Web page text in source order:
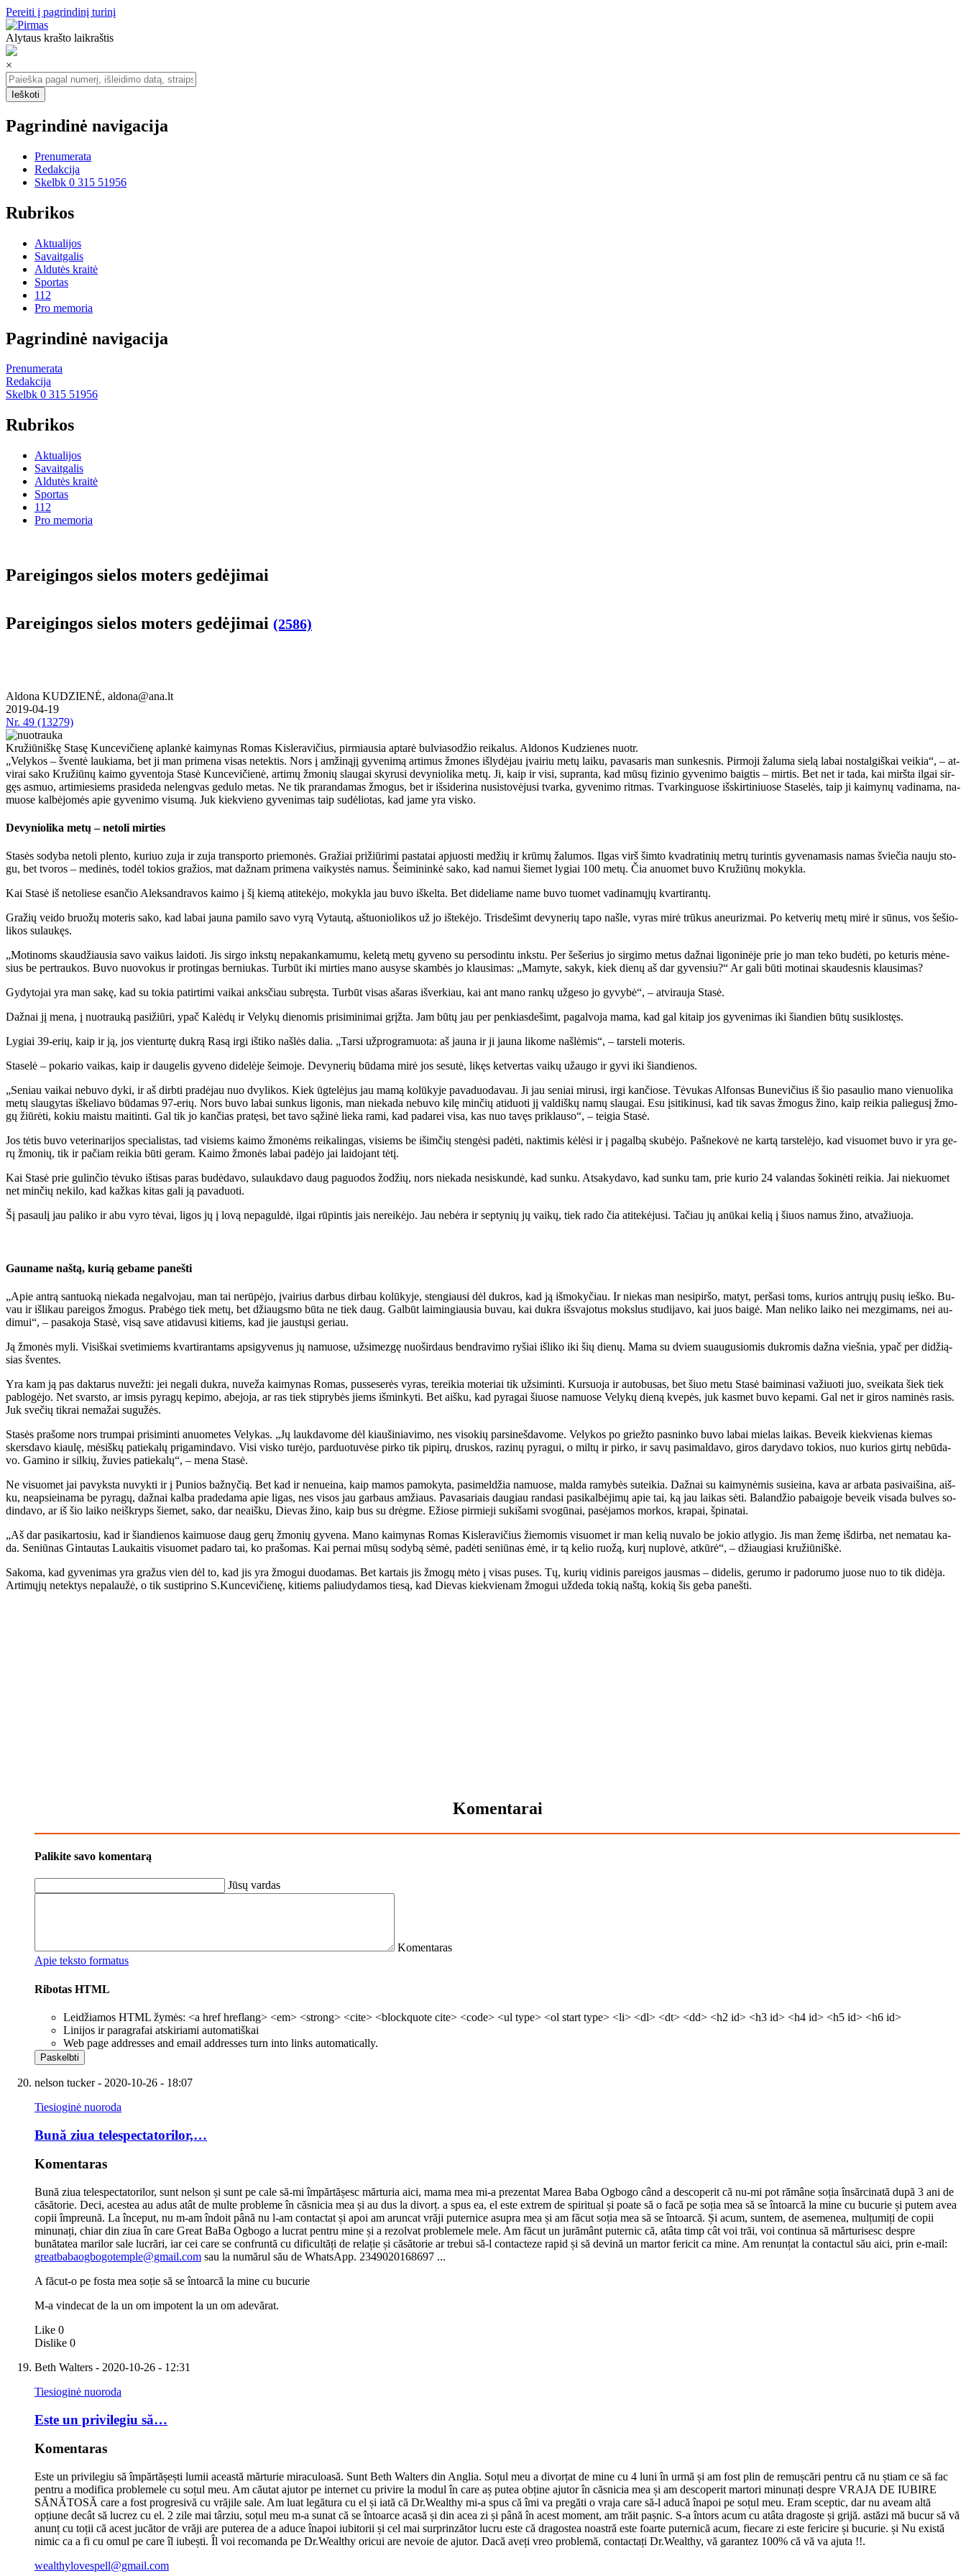
Pereiti į pagrindinį turinį
Alytaus krašto laikraštis
×
Pagrindinė navigacija
Prenumerata
Redakcija
Skelbk 0 315 51956
Rubrikos
Aktualijos
Savaitgalis
Aldutės kraitė
Sportas
112
Pro memoria
Pagrindinė navigacija
Prenumerata
Redakcija
Skelbk 0 315 51956
Rubrikos
Aktualijos
Savaitgalis
Aldutės kraitė
Sportas
112
Pro memoria
Pa­rei­gin­gos sie­los mo­ters ge­dė­ji­mai
Pa­rei­gin­gos sie­los mo­ters ge­dė­ji­mai (2586)
Aldona KUDZIENĖ, aldona@ana.lt
2019-04-19
Nr. 49 (13279)
Kružiūniškę Stasę Kuncevičienę aplankė kaimynas Romas Kisleravičius, pirmiausia aptarė bulviasodžio reikalus. Aldonos Kudzienes nuotr.
„Ve­ly­kos – šven­tė lau­kia­ma, bet ji man pri­me­na vi­sas ne­tek­tis. Nors į am­ži­ną­jį gy­ve­ni­mą ar­ti­mus žmo­nes iš­ly­dė­jau įvai­riu me­tų lai­ku, pa­va­sa­ris man sun­kes­nis. Pir­mo­ji ža­lu­ma sie­lą la­bai nos­tal­giš­kai vei­kia“, – at­
vi­rai sa­ko Kru­žiū­nų kai­mo gy­ven­to­ja Sta­sė Kun­ce­vi­čie­nė, ar­ti­mų žmo­nių slau­gai sky­ru­si de­vy­nio­li­ka me­tų. Ji, kaip ir vi­si, su­pran­ta, kad mū­sų fi­zi­nio gy­ve­ni­mo baig­tis – mir­tis. Bet net ir ta­da, kai mirš­ta il­gai sir­
gęs as­muo, ar­ti­mie­siems pra­si­de­da ne­leng­vas ge­du­lo me­tas. Ne tik pra­ran­da­mas žmo­gus, bet ir iš­si­de­ri­na nu­si­sto­vė­ju­si tvar­ka, gy­ve­ni­mo rit­mas. Tvar­kin­guo­se iš­skir­ti­niuo­se Sta­se­lės, taip ji kai­my­nų va­di­na­ma, na­
muo­se kal­bė­jo­mės apie gy­ve­ni­mo vi­su­mą. Juk kiek­vie­no gy­ve­ni­mas taip su­dė­lio­tas, kad ja­me yra vis­ko.
De­vy­nio­li­ka me­tų – ne­to­li mir­ties
Sta­sės so­dy­ba ne­to­li plen­to, ku­riuo zu­ja ir zu­ja trans­por­to prie­mo­nės. Gra­žiai pri­žiū­ri­mi pa­sta­tai ap­juos­ti me­džių ir krū­mų ža­lu­mos. Il­gas virš šim­to kvad­ra­ti­nių met­rų tu­rin­tis gy­ve­na­ma­sis na­mas švie­čia nau­ju sto­
gu, bet tvo­ros – me­di­nės, to­dėl to­kios gra­žios, mat daž­nam pri­me­na vai­kys­tės na­mus. Šei­mi­nin­kė sa­ko, kad na­mui šie­met ly­giai 100 me­tų. Čia anuo­met bu­vo Kru­žiū­nų mo­kyk­la.
Kai Sta­sė iš ne­to­lie­se esan­čio Alek­san­dra­vos kai­mo į šį kie­mą ati­te­kė­jo, mo­kyk­la jau bu­vo iš­kel­ta. Bet di­de­lia­me na­me bu­vo tuo­met va­di­na­mų­jų kvar­ti­ran­tų.
Gra­žių vei­do bruo­žų mo­te­ris sa­ko, kad la­bai jau­na pa­mi­lo sa­vo vy­rą Vy­tau­tą, aš­tuo­nio­li­kos už jo iš­te­kė­jo. Tris­de­šimt de­vy­ne­rių ta­po naš­le, vy­ras mi­rė trū­kus aneu­riz­mai. Po ket­ve­rių me­tų mi­rė ir sū­nus, vos še­šio­
li­kos su­lau­kęs.
„Mo­ti­noms skau­džiau­sia sa­vo vai­kus lai­do­ti. Jis sir­go inks­tų ne­pa­kan­ka­mu­mu, ke­le­tą me­tų gy­ve­no su per­so­din­tu inks­tu. Per še­še­rius jo sir­gi­mo me­tus daž­nai li­go­ni­nė­je prie jo man te­ko bu­dė­ti, po ke­tu­ris mė­ne­
sius be per­trau­kos. Bu­vo nuo­vo­kus ir pro­tin­gas ber­niu­kas. Tur­būt iki mir­ties ma­no au­sy­se skam­bės jo klau­si­mas: „Ma­my­te, sa­kyk, kiek die­nų aš dar gy­ven­siu?“ Ar ga­li bū­ti mo­ti­nai skau­des­nis klau­si­mas?
Gy­dy­to­jai yra man sa­kę, kad su to­kia pa­tir­ti­mi vai­kai anks­čiau su­bręs­ta. Tur­būt vi­sas aša­ras iš­ver­kiau, kai ant ma­no ran­kų už­ge­so jo gy­vy­bė“, – at­vi­rau­ja Sta­sė.
Daž­nai jį me­na, į nuo­trau­ką pa­si­žiū­ri, ypač Ka­lė­dų ir Ve­ly­kų die­no­mis pri­si­mi­ni­mai grįž­ta. Jam bū­tų jau per pen­kias­de­šimt, pa­gal­vo­ja ma­ma, kad gal ki­taip jos gy­ve­ni­mas iki šian­dien bū­tų su­si­klos­tęs.
Ly­giai 39-erių, kaip ir ją, jos vien­tur­tę duk­rą Ra­są ir­gi iš­ti­ko naš­lės da­lia. „Tar­si už­prog­ra­muo­ta: aš jau­na ir ji jau­na li­ko­me naš­lė­mis“, – tars­te­li mo­te­ris.
Sta­se­lė – po­ka­rio vai­kas, kaip ir dau­ge­lis gy­ve­no di­de­lė­je šei­mo­je. De­vy­ne­rių bū­da­ma mi­rė jos se­su­tė, li­kęs ket­ver­tas vai­kų už­au­go ir gy­vi iki šian­die­nos.
„Se­niau vai­kai ne­bu­vo dy­ki, ir aš dirb­ti pra­dė­jau nuo dvy­li­kos. Kiek ūg­te­lė­jus jau ma­mą ko­lū­ky­je pa­va­duo­da­vau. Ji jau se­niai mi­ru­si, ir­gi kan­čio­se. Tė­vu­kas Al­fon­sas Bu­ne­vi­čius iš šio pa­sau­lio ma­no vie­nuo­li­ka
me­tų slau­gy­tas iš­ke­lia­vo bū­da­mas 97-erių. Nors bu­vo la­bai sun­kus li­go­nis, man nie­ka­da ne­bu­vo ki­lę min­čių ati­duo­ti jį val­diš­kų na­mų slau­gai. Esu įsi­ti­ki­nu­si, kad tik sa­vas žmo­gus ži­no, kaip rei­kia pa­lie­gu­sį žmo­
gų žiū­rė­ti, ko­kiu mais­tu mai­tin­ti. Gal tik jo kan­čias pra­tę­si, bet ta­vo są­ži­nė lie­ka ra­mi, kad pa­da­rei vi­sa, kas nuo ta­vęs pri­klau­so“, – tei­gia Sta­sė.
Jos tė­tis bu­vo ve­te­ri­na­ri­jos spe­cia­lis­tas, tad vi­siems kai­mo žmo­nėms rei­ka­lin­gas, vi­siems be iš­im­čių sten­gė­si pa­dė­ti, nak­ti­mis kė­lė­si ir į pa­gal­bą sku­bė­jo. Pa­šne­ko­vė ne kar­tą tars­te­lė­jo, kad vi­suo­met bu­vo ir yra ge­
rų žmo­nių, tik ir pa­čiam rei­kia bū­ti ge­ram. Kai­mo žmo­nės la­bai pa­dė­jo jai lai­do­jant tė­tį.
Kai Sta­sė prie gu­lin­čio tė­vu­ko iš­ti­sas pa­ras bu­dė­da­vo, su­lauk­da­vo daug pa­guo­dos žo­džių, nors nie­ka­da ne­si­skun­dė, kad sun­ku. At­sa­ky­da­vo, kad sun­ku tam, prie ku­rio 24 va­lan­das šo­ki­nė­ti rei­kia. Jai nie­kuo­met
net min­čių ne­ki­lo, kad kaž­kas ki­tas ga­li ją pa­va­duo­ti.
Šį pa­sau­lį jau pa­li­ko ir abu vy­ro tė­vai, li­gos jų į lo­vą ne­pa­gul­dė, il­gai rū­pin­tis jais ne­rei­kė­jo. Jau ne­bė­ra ir sep­ty­nių jų vai­kų, tiek ra­do čia ati­te­kė­ju­si. Ta­čiau jų anū­kai ke­lią į šiuos na­mus ži­no, at­va­žiuo­ja.
Gau­na­me naš­tą, ku­rią ge­ba­me pa­neš­ti
„Apie an­trą san­tuo­ką nie­ka­da ne­gal­vo­jau, man tai ne­rū­pė­jo, įvai­rius dar­bus dir­bau ko­lū­ky­je, sten­giau­si dėl duk­ros, kad ją iš­mo­ky­čiau. Ir nie­kas man ne­si­pir­šo, ma­tyt, per­ša­si toms, ku­rios ant­rų­jų pu­sių ieš­ko. Bu­
vau ir iš­li­kau pa­rei­gos žmo­gus. Pra­bė­go tiek me­tų, bet džiaugs­mo bū­ta ne tiek daug. Gal­būt lai­min­giau­sia bu­vau, kai duk­ra iš­sva­jo­tus moks­lus stu­di­ja­vo, kai juos bai­gė. Man ne­li­ko lai­ko nei mez­gi­mams, nei au­
di­mui“, – pa­sa­ko­ja Sta­sė, vi­są sa­ve ati­da­vu­si ki­tiems, kad jie jaus­tų­si ge­riau.
Ją žmo­nės my­li. Vi­siš­kai sve­ti­miems kvar­ti­ran­tams ap­si­gy­ve­nus jų na­muo­se, už­si­mez­gę nuo­šir­daus ben­dra­vi­mo ry­šiai iš­li­ko iki šių die­nų. Ma­ma su dviem su­au­gu­sio­mis duk­ro­mis daž­na vieš­nia, ypač per di­dži­ą­
sias šven­tes.
Yra kam ją pas dak­ta­rus nu­vež­ti: jei ne­ga­li duk­ra, nu­ve­ža kai­my­nas Ro­mas, pus­se­se­rės vy­ras, te­rei­kia mo­te­riai tik už­si­min­ti. Kur­suo­ja ir au­to­bu­sas, bet šiuo me­tu Sta­sė bai­mi­na­si va­žiuo­ti juo, svei­ka­ta šiek tiek
pa­blo­gė­jo. Net svars­to, ar im­sis py­ra­gų ke­pi­mo, abe­jo­ja, ar ras tiek stip­ry­bės jiems iš­min­ky­ti. Bet aiš­ku, kad py­ra­gai šiuo­se na­muo­se Ve­ly­kų die­ną kve­pės, juk kas­met bu­vo ke­pa­mi. Gal net ir gi­ros na­mi­nės ra­sis.
Juk sve­čių tik­rai ne­ma­žai su­gu­žės.
Sta­sės pra­šo­me nors trum­pai pri­si­min­ti anuo­me­tes Ve­ly­kas. „Jų lauk­da­vo­me dėl kiau­ši­nia­vi­mo, nes vi­so­kių par­si­neš­da­vo­me. Ve­ly­kos po griež­to pas­nin­ko bu­vo la­bai mie­las lai­kas. Be­veik kiek­vie­nas kie­mas
skers­da­vo kiau­lę, mė­siš­kų pa­tie­ka­lų pri­ga­min­da­vo. Vi­si vis­ko tu­rė­jo, par­duo­tu­vė­se pir­ko tik pi­pi­rų, drus­kos, ra­zi­nų py­ra­gui, o mil­tų ir pir­ko, ir sa­vų pa­si­mal­da­vo, gi­ros da­ry­da­vo to­kios, nuo ku­rios gir­tų ne­bū­da­
vo. Ga­mi­no ir sil­kių, žu­vies pa­tie­ka­lų“, – me­na Sta­sė.
Ne vi­suo­met jai pa­vyks­ta nu­vyk­ti ir į Pu­nios baž­ny­čią. Bet kad ir ne­nu­ei­na, kaip ma­mos pa­mo­ky­ta, pa­si­mel­džia na­muo­se, mal­da ra­my­bės su­tei­kia. Daž­nai su kai­my­nė­mis su­si­ei­na, ka­va ar ar­ba­ta pa­si­vai­ši­na, aiš­
ku, neap­si­ei­na­ma be py­ra­gų, daž­nai kal­ba pra­de­da­ma apie li­gas, nes vi­sos jau gar­baus am­žiaus. Pa­va­sa­riais dau­giau ran­da­si pa­si­kal­bė­ji­mų apie tai, ką jau lai­kas sė­ti. Ba­lan­džio pa­bai­go­je be­veik vi­sa­da bul­ves so­
din­da­vo, ar iš šio lai­ko ne­iš­kryps šie­met, sa­ko, dar ne­aiš­ku, Die­vas ži­no, kaip bus su drėg­me. Ežio­se pir­mie­ji su­ki­ša­mi svo­gū­nai, pa­sė­ja­mos mor­kos, kra­pai, špi­na­tai.
„Aš dar pa­si­kar­to­siu, kad ir šian­die­nos kai­muo­se daug ge­rų žmo­nių gy­ve­na. Ma­no kai­my­nas Ro­mas Kis­le­ra­vi­čius žie­mo­mis vi­suo­met ir man ke­lią nu­va­lo be jo­kio at­ly­gio. Jis man že­mę iš­dir­ba, net ne­ma­tau ka­
da. Se­niū­nas Gin­tau­tas Lau­kai­tis vi­suo­met pa­da­ro tai, ko pra­šo­mas. Kai per­nai mū­sų so­dy­bą sė­mė, pa­dė­ti se­niū­nas ėmė, ir tą ke­lio ruo­žą, ku­rį nu­plo­vė, at­kū­rė“, – džiau­gia­si kru­žiū­niš­kė.
Sa­ko­ma, kad gy­ve­ni­mas yra gra­žus vien dėl to, kad jis yra žmo­gui duo­da­mas. Bet kar­tais jis žmo­gų mė­to į vi­sas pu­ses. Tų, ku­rių vi­di­nis pa­rei­gos jaus­mas – di­de­lis, ge­ru­mo ir pa­do­ru­mo juo­se nuo to tik di­dė­ja.
Ar­ti­mų­jų ne­tek­tys ne­pa­lau­žė, o tik su­stip­ri­no S.Kun­ce­vi­čie­nę, ki­tiems pa­liu­dy­da­mos tie­są, kad Die­vas kiek­vie­nam žmo­gui už­de­da to­kią naš­tą, ko­kią šis ge­ba pa­neš­ti.
Komentarai
Palikite savo komentarą
Jūsų vardas
Komentaras
Apie teksto formatus
Ribotas HTML
Leidžiamos HTML žymės: <a href hreflang> <em> <strong> <cite> <blockquote cite> <code> <ul type> <ol start type> <li> <dl> <dt> <dd> <h2 id> <h3 id> <h4 id> <h5 id> <h6 id>
Linijos ir paragrafai atskiriami automatiškai
Web page addresses and email addresses turn into links automatically.
nelson tucker- 2020-10-26 - 18:07
Tiesioginė nuoroda
Bună ziua telespectatorilor,…
Komentaras
Bună ziua telespectatorilor, sunt nelson și sunt pe cale să-mi împărtășesc mărturia aici, mama mea mi-a prezentat Marea Baba Ogbogo când a descoperit că nu-mi pot rămâne soția însărcinată după 3 ani de
căsătorie. Deci, acestea au adus atât de multe probleme în căsnicia mea și au dus la divorț. a spus ea, el este extrem de spiritual și poate să o facă pe soția mea să se întoarcă la mine cu bucurie și putem avea
copii împreună. La început, nu m-am îndoit până nu l-am contactat și apoi am aruncat vrăji puternice asupra mea și am făcut soția mea să se întoarcă. Și acum, suntem, de asemenea, mulțumiți de copii
minunați, chiar din ziua în care Great BaBa Ogbogo a lucrat pentru mine și a rezolvat problemele mele. Am făcut un jurământ puternic că, atâta timp cât voi trăi, voi continua să mărturisesc despre
bunătatea marilor sale lucrări, iar cei care se confruntă cu dificultăți de relație și căsătorie ar trebui să-l contacteze rapid și să devină un martor fericit ca mine. Am renunțat la contactul său aici, prin e-mail:
greatbabaogbogotemple@gmail.com sau la numărul său de WhatsApp. 2349020168697 ...
A făcut-o pe fosta mea soție să se întoarcă la mine cu bucurie
M-a vindecat de la un om impotent la un om adevărat.
Like 0
Dislike 0
Beth Walters - 2020-10-26 - 12:31
Tiesioginė nuoroda
Este un privilegiu să…
Komentaras
Este un privilegiu să împărtășești lumii această mărturie miraculoasă. Sunt Beth Walters din Anglia. Soțul meu a divorțat de mine cu 4 luni în urmă și am fost plin de remușcări pentru că nu știam ce să fac
pentru a modifica problemele cu soțul meu. Am căutat ajutor pe internet cu privire la modul în care aș putea obține ajutor în căsnicia mea și am descoperit martori minunați despre VRAJA DE IUBIRE
SĂNĂTOSĂ care a fost progresivă cu vrăjile sale. Am luat legătura cu el și iată că Dr.Wealthy mi-a spus că îmi va pregăti o vraja care să-l aducă înapoi pe soțul meu. Eram sceptic, dar nu aveam altă
opțiune decât să lucrez cu el. 2 zile mai târziu, soțul meu m-a sunat că se întoarce acasă și din acea zi și până în acest moment, am trăit pașnic. S-a întors acum cu atâta dragoste și grijă. astăzi mă bucur să vă
anunț cu toții că acest jucător de vrăji are puterea de a aduce înapoi iubitorii și cel mai surprinzător lucru este că dragostea noastră este foarte puternică acum, fiecare zi este fericire și bucurie. și Nu există
nimic ca a fi cu omul pe care îl iubești. Îl voi recomanda pe Dr.Wealthy oricui are nevoie de ajutor. Dacă aveți vreo problemă, contactați Dr.Wealthy, vă garantez 100% că vă va ajuta !!.
wealthylovespell@gmail.com